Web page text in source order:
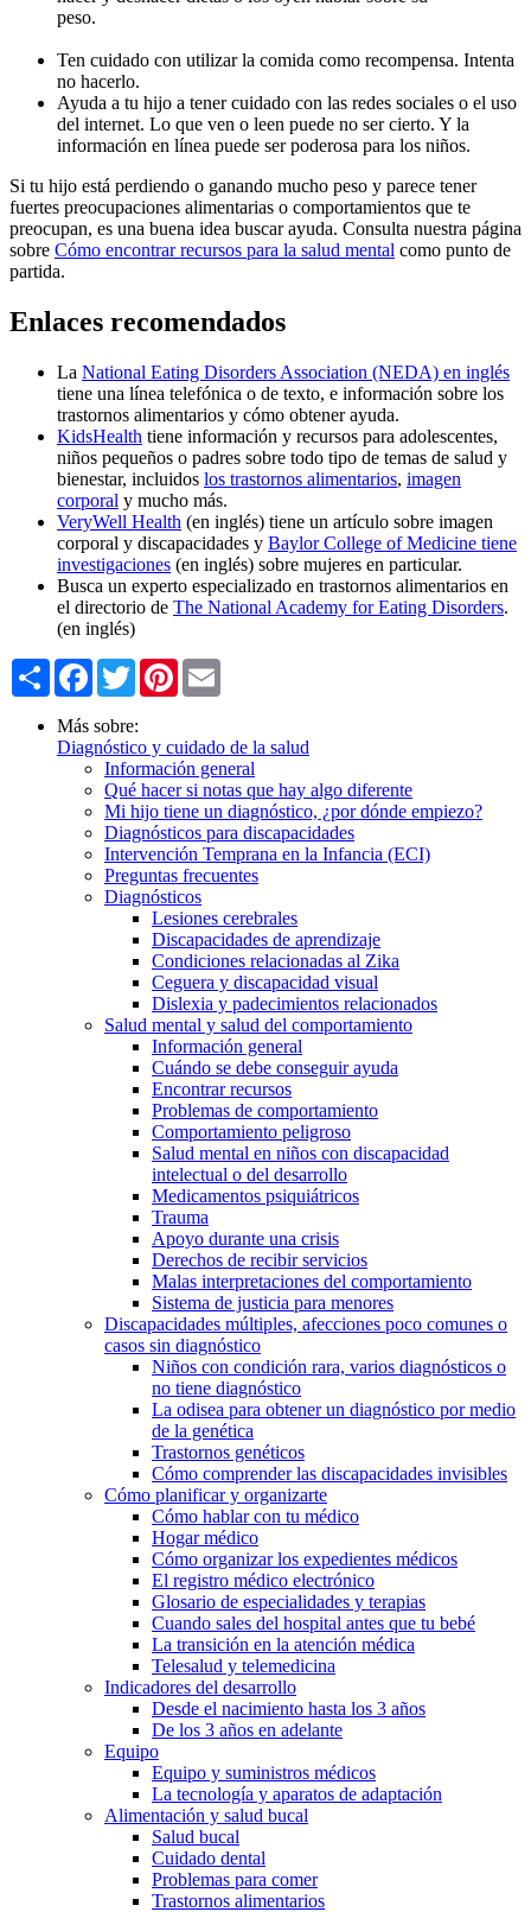
Ten cuidado con utilizar la comida como recompensa. Intenta
no hacerlo.
Ayuda a tu hijo a tener cuidado con las redes sociales o el uso
del internet. Lo que ven o leen puede no ser cierto. Y la
información en línea puede ser poderosa para los niños.
Si tu hijo está perdiendo o ganando mucho peso y parece tener
fuertes preocupaciones alimentarias o comportamientos que te
preocupan, es una buena idea buscar ayuda. Consulta nuestra página
sobre Cómo encontrar recursos para la salud mental como punto de
partida.
Enlaces recomendados
La National Eating Disorders Association (NEDA) en inglés
tiene una línea telefónica o de texto, e información sobre los
trastornos alimentarios y cómo obtener ayuda.
KidsHealth tiene información y recursos para adolescentes,
niños pequeños o padres sobre todo tipo de temas de salud y
bienestar, incluidos los trastornos alimentarios, imagen
corporal y mucho más.
VeryWell Health (en inglés) tiene un artículo sobre imagen
corporal y discapacidades y Baylor College of Medicine tiene
investigaciones (en inglés) sobre mujeres en particular.
Busca un experto especializado en trastornos alimentarios en
el directorio de The National Academy for Eating Disorders.
(en inglés)
Share Facebook
TwitterPinterest
Más sobre:
Diagnóstico y cuidado de la salud
Información general
Qué hacer si notas que hay algo diferente
Mi hijo tiene un diagnóstico, ¿por dónde empiezo?
Diagnósticos para discapacidades
Intervención Temprana en la Infancia (ECI)
Preguntas frecuentes
Diagnósticos
Lesiones cerebrales
Discapacidades de aprendizaje
Condiciones relacionadas al Zika
Ceguera y discapacidad visual
Dislexia y padecimientos relacionados
Salud mental y salud del comportamiento
Información general
Cuándo se debe conseguir ayuda
Encontrar recursos
Problemas de comportamiento
Comportamiento peligroso
Salud mental en niños con discapacidad
intelectual o del desarrollo
Medicamentos psiquiátricos
Trauma
Apoyo durante una crisis
Derechos de recibir servicios
Malas interpretaciones del comportamiento
Sistema de justicia para menores
Discapacidades múltiples, afecciones poco comunes o
casos sin diagnóstico
Niños con condición rara, varios diagnósticos o
no tiene diagnóstico
La odisea para obtener un diagnóstico por medio
de la genética
Trastornos genéticos
Cómo comprender las discapacidades invisibles
Cómo planificar y organizarte
Cómo hablar con tu médico
Hogar médico
Cómo organizar los expedientes médicos
El registro médico electrónico
Glosario de especialidades y terapias
Cuando sales del hospital antes que tu bebé
La transición en la atención médica
Telesalud y telemedicina
Indicadores del desarrollo
Desde el nacimiento hasta los 3 años
De los 3 años en adelante
Equipo
Equipo y suministros médicos
La tecnología y aparatos de adaptación
Alimentación y salud bucal
Salud bucal
Cuidado dental
Problemas para comer
Trastornos alimentarios